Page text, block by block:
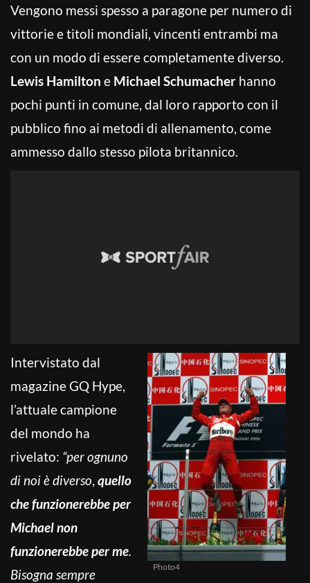
Vengono messi spesso a paragone per numero di
vittorie e titoli mondiali, vincenti entrambi ma
con un modo di essere completamente diverso.
Lewis Hamilton e Michael Schumacher hanno
pochi punti in comune, dal loro rapporto con il
pubblico fino ai metodi di allenamento, come
ammesso dallo stesso pilota britannico.
Photo4
Intervistato dal
magazine GQ Hype,
l’attuale campione
del mondo ha
rivelato: “per ognuno
di noi è diverso, quello
che funzionerebbe per
Michael non
funzionerebbe per me.
Bisogna sempre